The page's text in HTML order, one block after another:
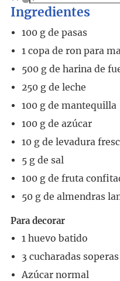
Ingredientes
100 g de pasas
1 copa de ron para
500 g de harina de
250 g de leche
100 g de mantequilla
100 g de azúcar
10 g de levadura
5 g de sal
100 g de fruta
50 g de almendras
Para decorar
1 huevo batido
3 cucharadas
Azúcar normal